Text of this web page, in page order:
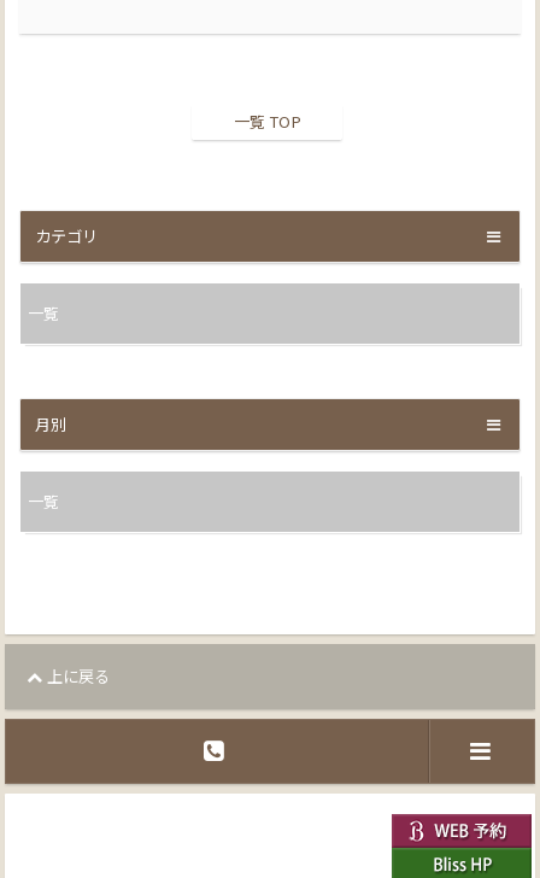
一覧 TOP
カテゴリ
一覧
月別
一覧
上に戻る